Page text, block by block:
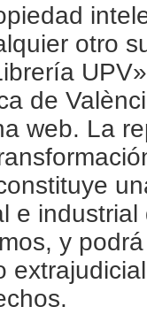
otro
de
web. La
e
y